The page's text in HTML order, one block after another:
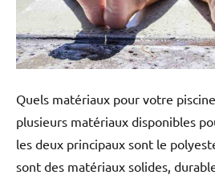
Quels matériaux pour votre
plusieurs matériaux disponibles
les deux principaux sont le
sont des matériaux solides,